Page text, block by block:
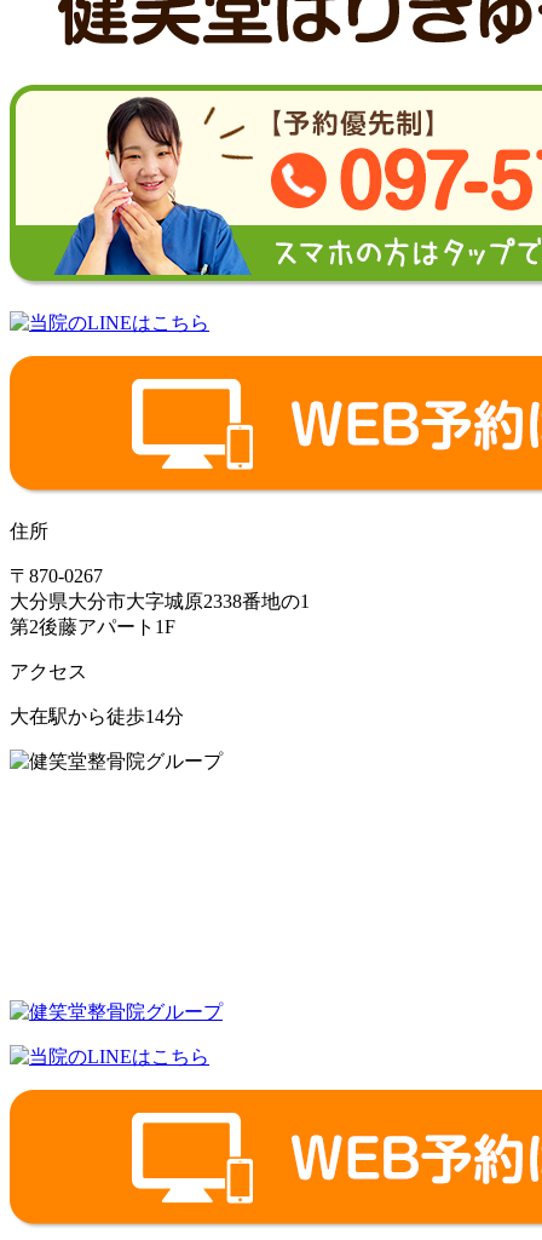
住所
〒870-0267
大分県大分市大字城原2338番地の1
第2後藤アパート1F
アクセス
大在駅から徒歩14分